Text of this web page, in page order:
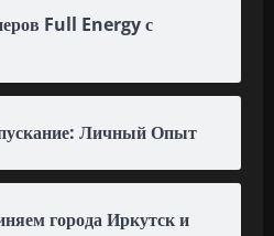
Full Energy с
Личный Опыт
города Иркутск и